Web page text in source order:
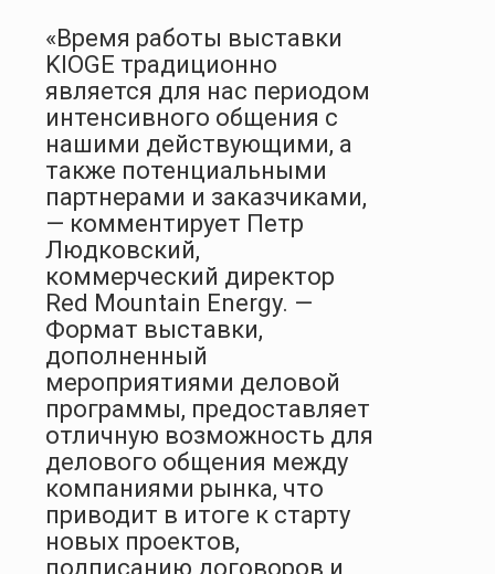
«Время работы выставки
KIOGE традиционно
является для нас периодом
интенсивного общения с
нашими действующими, а
также потенциальными
партнерами и заказчиками,
— комментирует Петр
Людковский,
коммерческий директор
Red Mountain Energy. —
Формат выставки,
дополненный
мероприятиями деловой
программы, предоставляет
отличную возможность для
делового общения между
компаниями рынка, что
приводит в итоге к старту
новых проектов,
подписанию договоров и